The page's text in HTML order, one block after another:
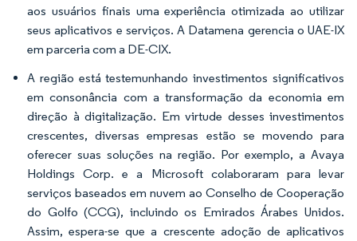
aos usuários finais uma experiência otimizada ao utilizar
seus aplicativos e serviços. A Datamena gerencia o UAE-IX
em parceria com a DE-CIX.
A região está testemunhando investimentos significativos
em consonância com a transformação da economia em
direção à digitalização. Em virtude desses investimentos
crescentes, diversas empresas estão se movendo para
oferecer suas soluções na região. Por exemplo, a Avaya
Holdings Corp. e a Microsoft colaboraram para levar
serviços baseados em nuvem ao Conselho de Cooperação
do Golfo (CCG), incluindo os Emirados Árabes Unidos.
Assim, espera-se que a crescente adoção de aplicativos